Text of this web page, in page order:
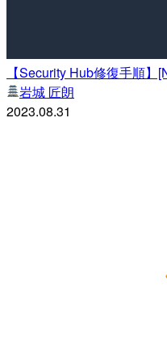
【Security Hub修復手順
岩城 匠朗
2023.08.31